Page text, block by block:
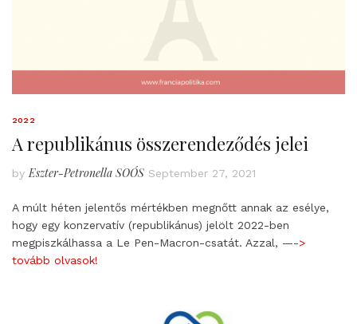
2022
A republikánus összerendeződés jelei
by Eszter-Petronella SOÓS September 27, 2021
A múlt héten jelentős mértékben megnőtt annak az esélye,
hogy egy konzervatív (republikánus) jelölt 2022-ben
megpiszkálhassa a Le Pen-Macron-csatát. Azzal, —->
tovább olvasok!